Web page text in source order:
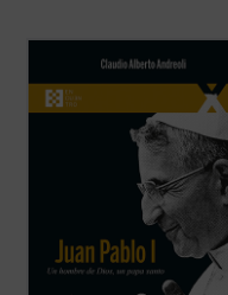
El 4 de septiembre de 2022 fue beatificado
el Siervo de Dios Albino Luciani, quien fue
papa con el nombre de Juan Pablo I, con
uno de los pontificados más breves de la
historia. El autor, que ha tenido la gracia de
conocer personalmente al beato ...(ver